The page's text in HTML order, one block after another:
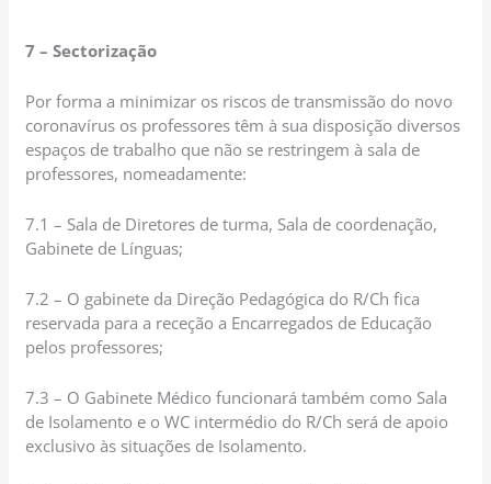
7 – Sectorização
Por forma a minimizar os riscos de transmissão do novo
coronavírus os professores têm à sua disposição diversos
espaços de trabalho que não se restringem à sala de
professores, nomeadamente:
7.1 – Sala de Diretores de turma, Sala de coordenação,
Gabinete de Línguas;
7.2 – O gabinete da Direção Pedagógica do R/Ch fica
reservada para a receção a Encarregados de Educação
pelos professores;
7.3 – O Gabinete Médico funcionará também como Sala
de Isolamento e o WC intermédio do R/Ch será de apoio
exclusivo às situações de Isolamento.